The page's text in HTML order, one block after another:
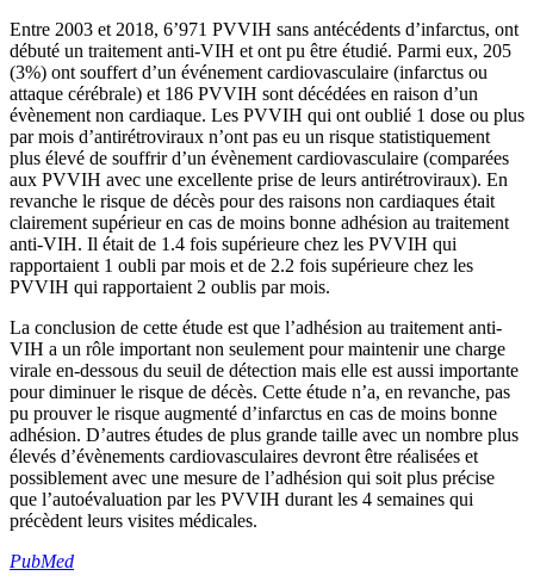
Entre 2003 et 2018, 6’971 PVVIH sans antécédents d’infarctus, ont
débuté un traitement anti-VIH et ont pu être étudié. Parmi eux, 205
(3%) ont souffert d’un événement cardiovasculaire (infarctus ou
attaque cérébrale) et 186 PVVIH sont décédées en raison d’un
évènement non cardiaque. Les PVVIH qui ont oublié 1 dose ou plus
par mois d’antirétroviraux n’ont pas eu un risque statistiquement
plus élevé de souffrir d’un évènement cardiovasculaire (comparées
aux PVVIH avec une excellente prise de leurs antirétroviraux). En
revanche le risque de décès pour des raisons non cardiaques était
clairement supérieur en cas de moins bonne adhésion au traitement
anti-VIH. Il était de 1.4 fois supérieure chez les PVVIH qui
rapportaient 1 oubli par mois et de 2.2 fois supérieure chez les
PVVIH qui rapportaient 2 oublis par mois.
La conclusion de cette étude est que l’adhésion au traitement anti-
VIH a un rôle important non seulement pour maintenir une charge
virale en-dessous du seuil de détection mais elle est aussi importante
pour diminuer le risque de décès. Cette étude n’a, en revanche, pas
pu prouver le risque augmenté d’infarctus en cas de moins bonne
adhésion. D’autres études de plus grande taille avec un nombre plus
élevés d’évènements cardiovasculaires devront être réalisées et
possiblement avec une mesure de l’adhésion qui soit plus précise
que l’autoévaluation par les PVVIH durant les 4 semaines qui
précèdent leurs visites médicales.
PubMed